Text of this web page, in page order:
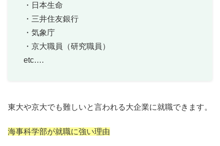
・日本生命
・三井住友銀行
・気象庁
・京大職員（研究職員）
etc….
東大や京大でも難しいと言われる大企業に就職できます。
海事科学部が就職に強い理由